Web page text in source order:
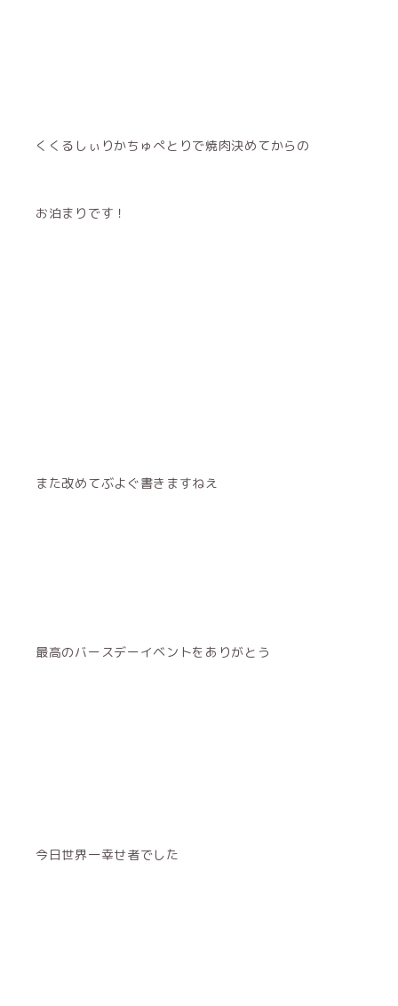
くくるしぃりかちゅぺとりで焼肉決めてからの
お泊まりです！
また改めてぶよぐ書きますねえ
最高のバースデーイベントをありがとう
今日世界一幸せ者でした